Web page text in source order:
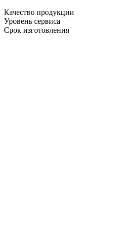
Качество продукции
Уровень сервиса
Срок изготовления